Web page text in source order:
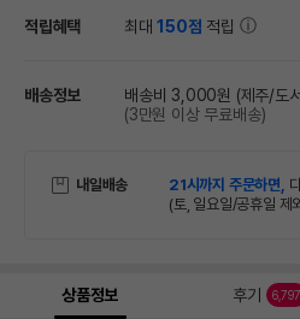
적립혜택 최대150점 적립
배송정보 배송비 3,000원 (제주/도
(3만원 이상 무료배송)
내일배송 21시까지 주문하면,
(토, 일요일/공휴일 제
상품정보 후기 6,797